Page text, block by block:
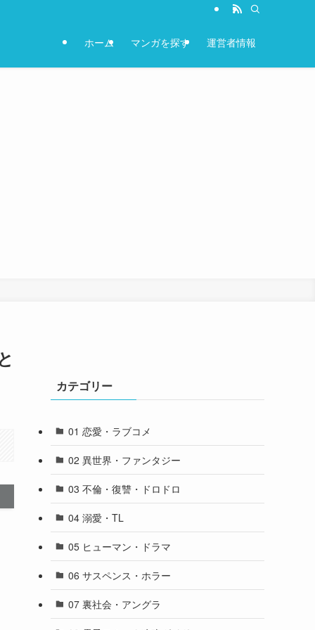
ホーム マンガを探す 運営者情報
カテゴリー
01 恋愛・ラブコメ
02 異世界・ファンタジー
03 不倫・復讐・ドロドロ
04 溺愛・TL
05 ヒューマン・ドラマ
06 サスペンス・ホラー
07 裏社会・アングラ